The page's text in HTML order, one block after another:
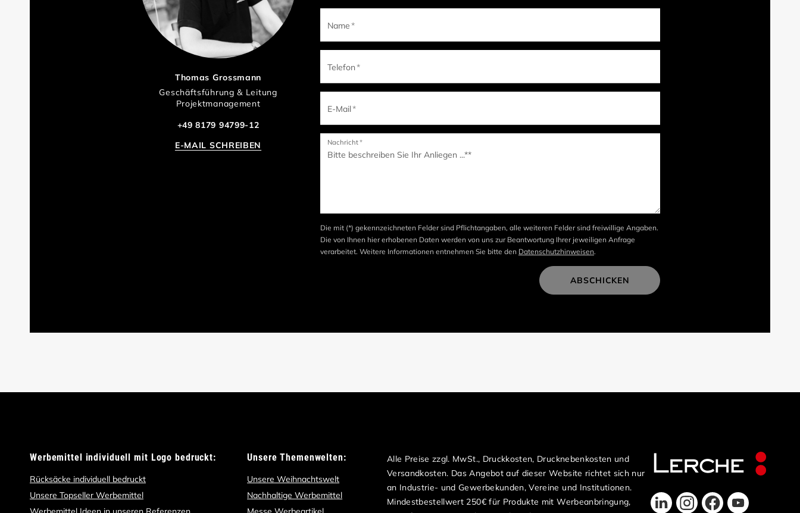
Thomas Grossmann
Geschäftsführung & Leitung
Projektmanagement
+49 8179 94799-12
E-MAIL SCHREIBEN
Name*
Telefon*
E-Mail*
Nachricht*
Die mit (*) gekennzeichneten Felder sind Pflichtangaben, alle weiteren Felder sind freiwillige Angaben.
Die von Ihnen hier erhobenen Daten werden von uns zur Beantwortung Ihrer jeweiligen Anfrage
verarbeitet. Weitere Informationen entnehmen Sie bitte den Datenschutzhinweisen.
ABSCHICKEN
Werbemittel individuell mit Logo bedruckt:
Rücksäcke individuell bedruckt
Unsere Topseller Werbemittel
Unsere Themenwelten:
Unsere Weihnachtswelt
Nachhaltige Werbemittel
Alle Preise zzgl. MwSt., Druckkosten, Drucknebenkosten und
Versandkosten. Das Angebot auf dieser Website richtet sich nur
an Industrie- und Gewerbekunden, Vereine und Institutionen.
Mindestbestellwert 250€ für Produkte mit Werbeanbringung,